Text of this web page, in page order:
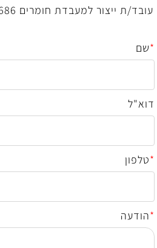
עובד/ת ייצור למעבדת חומרים JB-686
*שם
דוא"ל
*טלפון
*הודעה